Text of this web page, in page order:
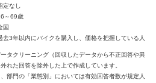
定なし
～69歳
国
去3年以内にバイクを購入し、価格を把握している人
タクリーニング（回収したデータから不正回答や異
れた回答を除外した上で作成しています。
部門の「業態別」においては有効回答者数が規定人